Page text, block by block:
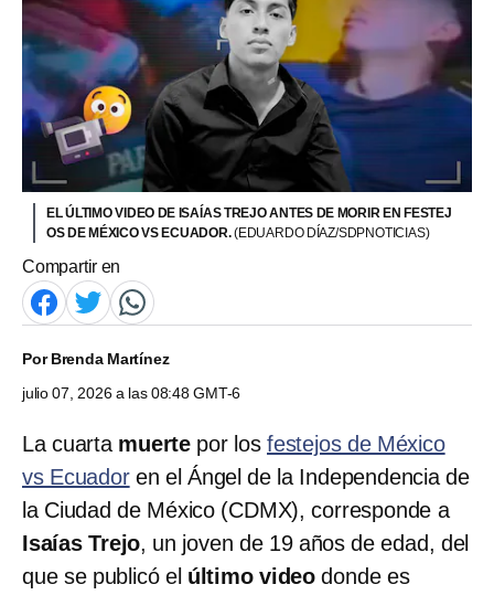
EL ÚLTIMO VIDEO DE ISAÍAS TREJO ANTES DE MORIR EN FESTEJ
OS DE MÉXICO VS ECUADOR.(EDUARDO DÍAZ/SDPNOTICIAS)
Compartir en
PorBrenda Martínez
julio 07, 2026 a las 08:48 GMT-6
La cuarta muerte por losfestejos de México
vs Ecuadoren el Ángel de la Independencia de
la Ciudad de México (CDMX), corresponde a
Isaías Trejo, un joven de 19 años de edad, del
que se publicó el último video donde es